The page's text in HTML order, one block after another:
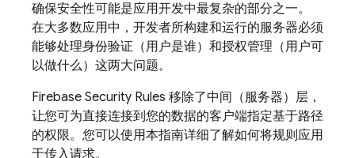
确保安全性可能是应用开发中最复杂的部分之一。
在大多数应用中，开发者所构建和运行的服务器必须
能够处理身份验证（用户是谁）和授权管理（用户可
以做什么）这两大问题。
Firebase Security Rules 移除了中间（服务器）层，
让您可为直接连接到您的数据的客户端指定基于路径
的权限。您可以使用本指南详细了解如何将规则应用
于传入请求。